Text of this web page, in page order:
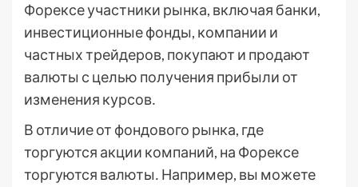
Форексе участники рынка, включая банки,
инвестиционные фонды, компании и
частных трейдеров, покупают и продают
валюты с целью получения прибыли от
изменения курсов․
В отличие от фондового рынка, где
торгуются акции компаний, на Форексе
торгуются валюты․ Например, вы можете